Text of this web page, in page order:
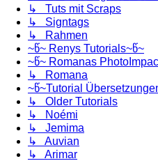
↳ Tuts mit Scraps
↳ Signtags
↳ Rahmen
~წ~ Renys Tutorials~წ~
~წ~ Romanas
↳ Romana
~წ~Tutorial
↳ Older Tutorials
↳ Noémi
↳ Jemima
↳ Auvian
↳ Arimar